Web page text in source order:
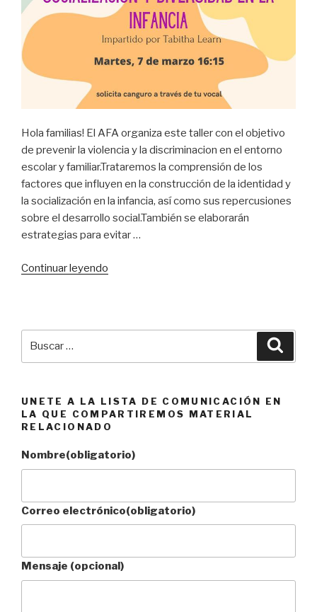
Hola familias! El AFA organiza este taller con el objetivo
de prevenir la violencia y la discriminacion en el entorno
escolar y familiar.Trataremos la comprensión de los
factores que influyen en la construcción de la identidad y
la socialización en la infancia, así como sus repercusiones
sobre el desarrollo social.También se elaborarán
estrategias para evitar …
Continuar leyendo
UNETE A LA LISTA DE COMUNICACIÓN EN
LA QUE COMPARTIREMOS MATERIAL
RELACIONADO
Nombre(obligatorio)
Correo electrónico(obligatorio)
Mensaje (opcional)